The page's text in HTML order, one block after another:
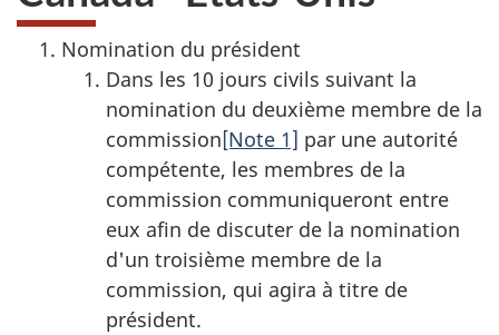
Nomination du président
Dans les 10 jours civils suivant la
nomination du deuxième membre de la
commission[Note 1] par une autorité
compétente, les membres de la
commission communiqueront entre
eux afin de discuter de la nomination
d'un troisième membre de la
commission, qui agira à titre de
président.